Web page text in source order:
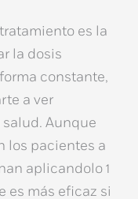
es la
la dosis
constante,
a ver
Aunque
los pacientes a
aplicandolo 1
es más eficaz si